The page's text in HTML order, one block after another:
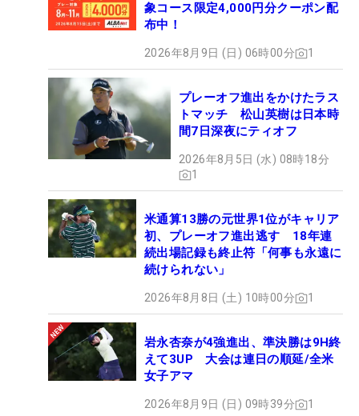
象コース限定4,000円分クーポン配
布中！
2026年8月9日 (日) 06時00分 1
プレーオフ進出をかけたラス
トマッチ 松山英樹は日本時
間7日深夜にティオフ
2026年8月5日 (水) 08時18分
1
米通算13勝の元世界1位がキャリア
初、プレーオフ進出逃す 18年連
続出場記録も終止符「何事も永遠に
続けられない」
2026年8月8日 (土) 10時00分 1
岩永杏奈が4強進出、準決勝は9H終
えて3UP 大会は連日の順延/全米
女子アマ
2026年8月9日 (日) 09時39分 1